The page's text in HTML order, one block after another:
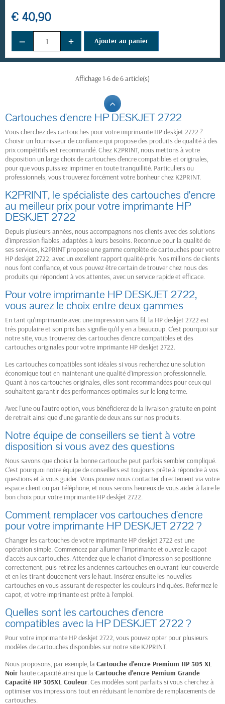
(1 avis)
€ 40,90
− + Ajouter au panier
Affichage 1-6 de 6 article(s)
Cartouches d'encre HP DESKJET 2722
Vous cherchez des cartouches pour votre imprimante HP deskjet 2722 ?
Choisir un fournisseur de confiance qui propose des produits de qualité à des
prix compétitifs est recommandé. Chez K2PRINT, nous mettons à votre
disposition un large choix de cartouches d'encre compatibles et originales,
pour que vous puissiez imprimer en toute tranquillité. Particuliers ou
professionnels, vous trouverez forcément votre bonheur chez K2PRINT.
K2PRINT, le spécialiste des cartouches d'encre
au meilleur prix pour votre imprimante HP
DESKJET 2722
Depuis plusieurs années, nous accompagnons nos clients avec des solutions
d'impression fiables, adaptées à leurs besoins. Reconnue pour la qualité de
ses services, K2PRINT propose une gamme complète de cartouches pour votre
HP deskjet 2722, avec un excellent rapport qualité-prix. Nos millions de clients
nous font confiance, et vous pouvez être certain de trouver chez nous des
produits qui répondent à vos attentes, avec un service rapide et efficace.
Pour votre imprimante HP DESKJET 2722,
vous aurez le choix entre deux gammes
En tant qu'imprimante avec une impression sans fil, la HP deskjet 2722 est
très populaire et son prix bas signifie qu'il y en a beaucoup. C'est pourquoi sur
notre site, vous trouverez des cartouches d'encre compatibles et des
cartouches originales pour votre imprimante HP deskjet 2722.
Les cartouches compatibles sont idéales si vous recherchez une solution
économique tout en maintenant une qualité d’impression professionnelle.
Quant à nos cartouches originales, elles sont recommandées pour ceux qui
souhaitent garantir des performances optimales sur le long terme.
Avec l'une ou l'autre option, vous bénéficierez de la livraison gratuite en point
de retrait ainsi que d'une garantie de deux ans sur nos produits.
Notre équipe de conseillers se tient à votre
disposition si vous avez des questions
Nous savons que choisir la bonne cartouche peut parfois sembler compliqué.
C'est pourquoi notre équipe de conseillers est toujours prête à répondre à vos
questions et à vous guider. Vous pouvez nous contacter directement via votre
espace client ou par téléphone, et nous serons heureux de vous aider à faire le
bon choix pour votre imprimante HP deskjet 2722.
Comment remplacer vos cartouches d'encre
pour votre imprimante HP DESKJET 2722 ?
Changer les cartouches de votre imprimante HP deskjet 2722 est une
opération simple. Commencez par allumer l'imprimante et ouvrez le capot
d'accès aux cartouches. Attendez que le chariot d'impression se positionne
correctement, puis retirez les anciennes cartouches en ouvrant leur couvercle
et en les tirant doucement vers le haut. Insérez ensuite les nouvelles
cartouches en vous assurant de respecter les couleurs indiquées. Refermez le
capot, et votre imprimante est prête à l’emploi.
Quelles sont les cartouches d'encre
compatibles avec la HP DESKJET 2722 ?
Pour votre imprimante HP deskjet 2722, vous pouvez opter pour plusieurs
modèles de cartouches disponibles sur notre site K2PRINT.
Nous proposons, par exemple, laCartouche d'encre Premium HP 305 XL
Noir haute capacité ainsi que la Cartouche d'encre Pemium Grande
Capacité HP 305XL Couleur. Ces modèles sont parfaits si vous cherchez à
optimiser vos impressions tout en réduisant le nombre de remplacements de
cartouches.